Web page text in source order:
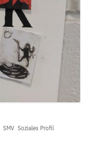
SMV Soziales Profil